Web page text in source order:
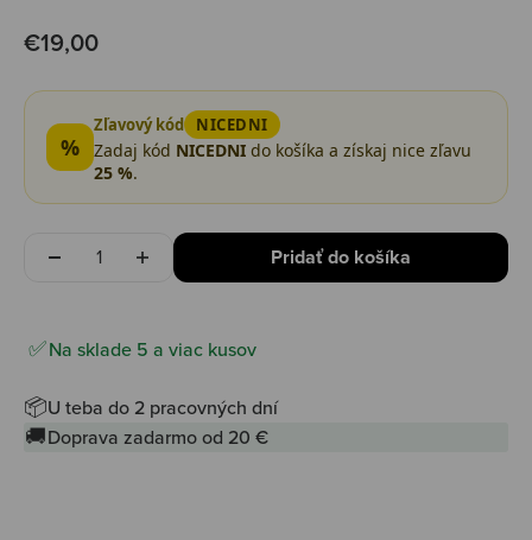
Predajná cena
€19,00
%
Zľavový kód NICEDNI
Zadaj kód NICEDNI do košíka a získaj nice zľavu
25 %.
Množstvo Pridať do košíka
Na sklade 5 a viac kusov
📦U teba do 2 pracovných dní
🚚Doprava zadarmo od 20 €